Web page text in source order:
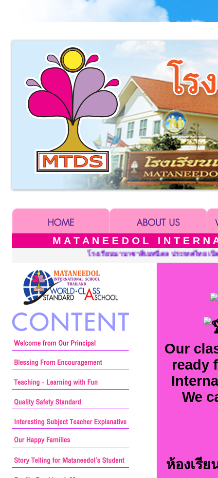
M A T A N E E D O L I N T E R
ล ประเทศไทย เปิดสอนระดับ เนอร์สเซอรี่ อนุบาล ประถมศึกษาและ
Our
ready
We
ห้องเรี